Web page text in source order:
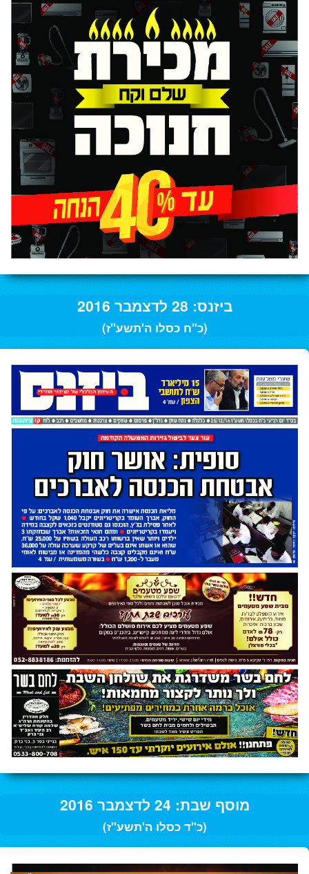
ביזנס: 28 לדצמבר 2016
(כ"ח כסלו ה'תשע"ז)
מוסף שבת: 24 לדצמבר 2016
(כ"ד כסלו ה'תשע"ז)